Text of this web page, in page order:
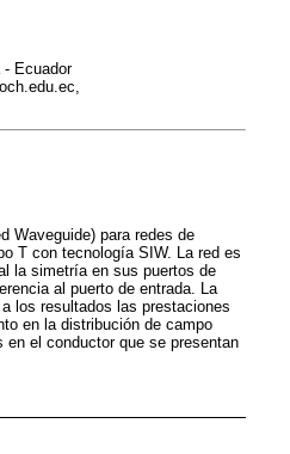
- Ecuador
Waveguide) para redes de
T con tecnología SIW. La red es
la simetría en sus puertos de
al puerto de entrada. La
los resultados las prestaciones
en la distribución de campo
el conductor que se presentan